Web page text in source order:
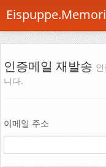
로그인
About
AboutTori
Photo
Snaps
인증메일 재발송
니다.
이메일 주소